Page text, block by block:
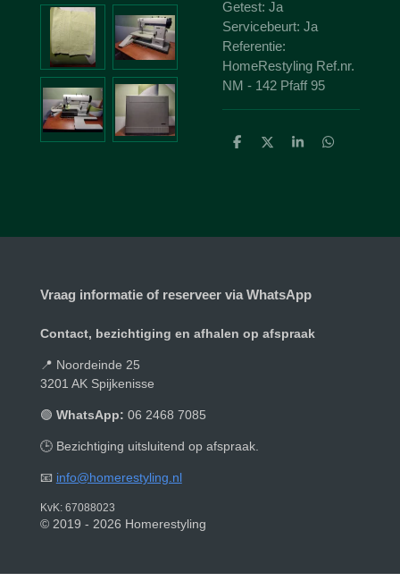
Getest: Ja
Servicebeurt: Ja
Referentie:
HomeRestyling Ref.nr.
NM - 142 Pfaff 95
D
D
S
D
Vraag informatie of reserveer via WhatsApp
Contact, bezichtiging en afhalen op afspraak
📍 Noordeinde 25
3201 AK Spijkenisse
🟢 WhatsApp: 06 2468 7085
🕒 Bezichtiging uitsluitend op afspraak.
📧 info@homerestyling.nl
KvK: 67088023
© 2019 - 2026 Homerestyling